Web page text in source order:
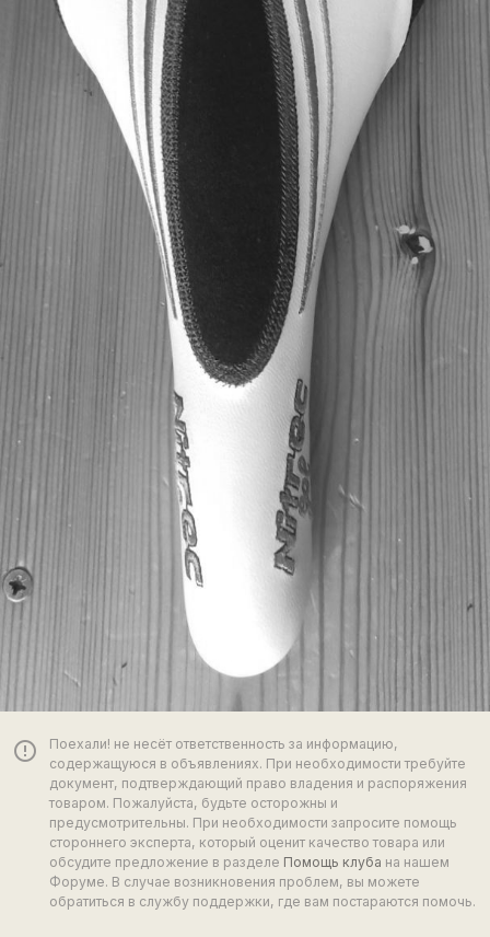
error_outline
Поехали! не несёт ответственность за информацию,
содержащуюся в объявлениях. При необходимости требуйте
документ, подтверждающий право владения и распоряжения
товаром. Пожалуйста, будьте осторожны и
предусмотрительны. При необходимости запросите помощь
стороннего эксперта, который оценит качество товара или
обсудите предложение в разделе Помощь клуба на нашем
Форуме. В случае возникновения проблем, вы можете
обратиться в службу поддержки, где вам постараются помочь.